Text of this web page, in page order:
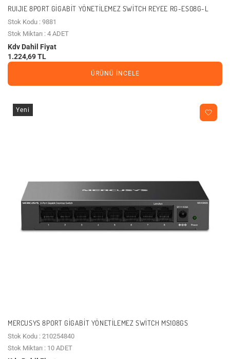
RUIJIE 8PORT GIGABIT YÖNETILEMEZ SWITCH REYEE RG-ES08G-L
Stok Kodu : 9881
Stok Miktarı : 4 ADET
Kdv Dahil Fiyat
1.224,69 TL
ÜRÜNÜ İNCELE
Yeni
MERCUSYS 8PORT GIGABIT YÖNETILEMEZ SWITCH MS108GS
Stok Kodu : 210254840
Stok Miktarı : 10 ADET